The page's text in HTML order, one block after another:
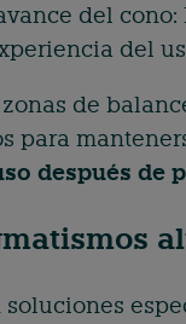
del cono:
del
de
para
después de